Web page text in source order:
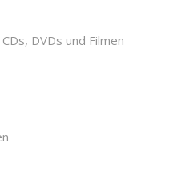
DVDs und Filmen